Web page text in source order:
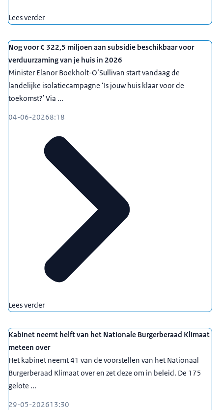
Lees verder
Nog voor € 322,5 miljoen aan subsidie beschikbaar voor
verduurzaming van je huis in 2026
Minister Elanor Boekholt-O’Sullivan start vandaag de
landelijke isolatiecampagne ‘Is jouw huis klaar voor de
toekomst?' Via ...
04-06-20268:18
Lees verder
Kabinet neemt helft van het Nationale Burgerberaad Klimaat
meteen over
Het kabinet neemt 41 van de voorstellen van het Nationaal
Burgerberaad Klimaat over en zet deze om in beleid. De 175
gelote ...
29-05-202613:30